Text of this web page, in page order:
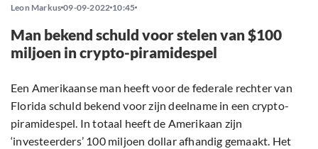
Leon Markus 09-09-2022 10:45
Man bekend schuld voor stelen van $100
miljoen in crypto-piramidespel
Een Amerikaanse man heeft voor de federale rechter van
Florida schuld bekend voor zijn deelname in een crypto-
piramidespel. In totaal heeft de Amerikaan zijn
‘investeerders’ 100 miljoen dollar afhandig gemaakt. Het